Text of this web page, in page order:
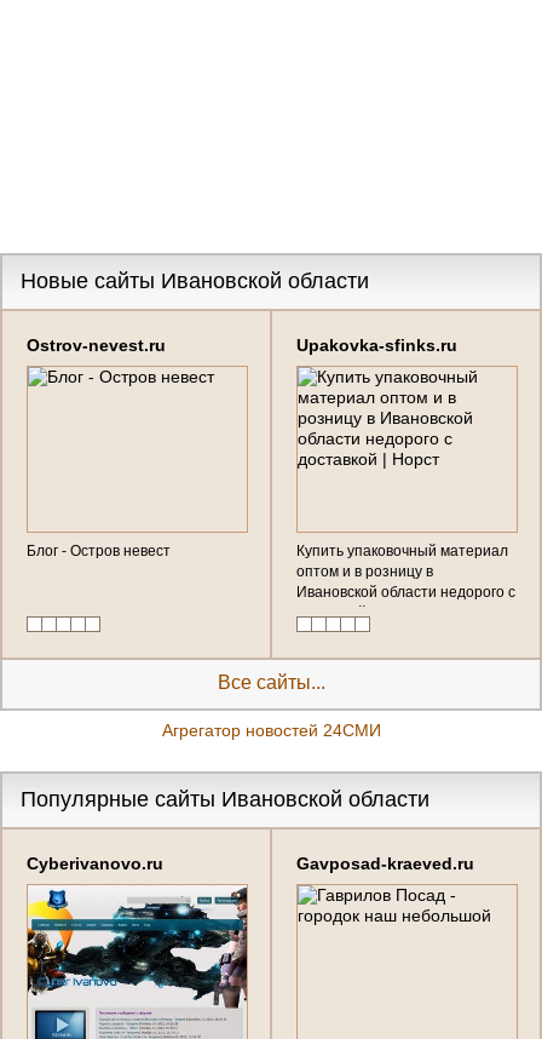
Новые сайты Ивановской области
Ostrov-nevest.ru
Блог - Остров невест
Upakovka-sfinks.ru
Купить упаковочный материал
оптом и в розницу в
Ивановской области недорого с
доставкой | Норст
Все сайты...
Агрегатор новостей 24СМИ
Популярные сайты Ивановской области
Cyberivanovo.ru Gavposad-kraeved.ru